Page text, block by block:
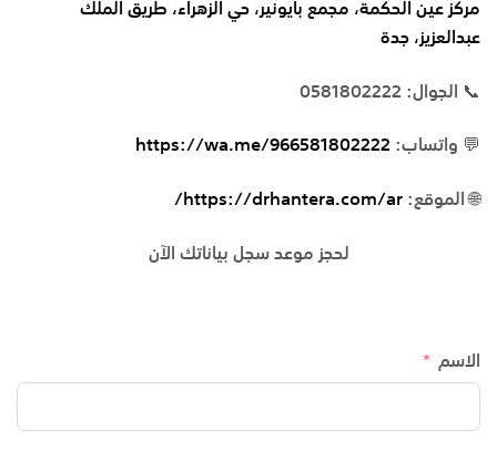
مركز عين الحكمة، مجمع بايونير، حي الزهراء، طريق الملك
عبدالعزيز، جدة
📞 الجوال: 0581802222
💬 واتساب: https://wa.me/966581802222
🌐 الموقع: https://drhantera.com/ar/
لحجز موعد سجل بياناتك الآن
الاسم